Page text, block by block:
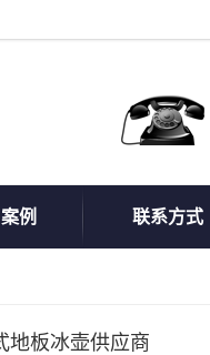
例 联系方式
地板冰壶供应商